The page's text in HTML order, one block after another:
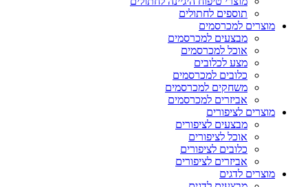
תוספים לחתולים
מוצרים למכרסמים
מבצעים למכרסמים
אוכל למכרסמים
מצע לכלובים
כלובים למכרסמים
משחקים למכרסמים
אביזרים למכרסמים
מוצרים לציפורים
מבצעים לציפורים
אוכל לציפורים
כלובים לציפורים
אביזרים לציפורים
מוצרים לדגים